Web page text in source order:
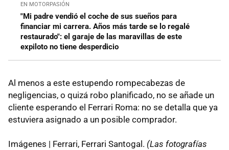
EN MOTORPASIÓN
"Mi padre vendió el coche de sus sueños para
financiar mi carrera. Años más tarde se lo regalé
restaurado": el garaje de las maravillas de este
expiloto no tiene desperdicio
Al menos a este estupendo rompecabezas de
negligencias, o quizá robo planificado, no se añade un
cliente esperando el Ferrari Roma: no se detalla que ya
estuviera asignado a un posible comprador.
Imágenes | Ferrari, Ferrari Santogal. (Las fotografías